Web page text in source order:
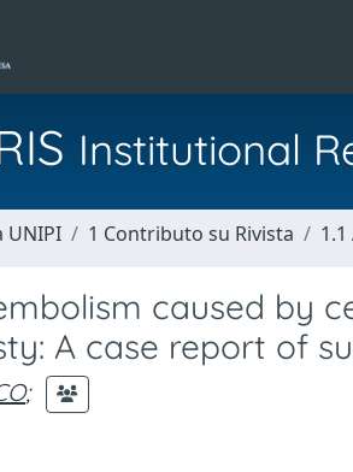
Institutional
UNIPI 1 Contributo su Rivista
caused by
A case report of
;